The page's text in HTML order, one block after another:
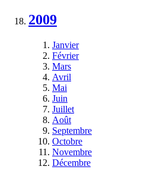
2009
Janvier
Février
Mars
Avril
Mai
Juin
Juillet
Août
Septembre
Octobre
Novembre
Décembre